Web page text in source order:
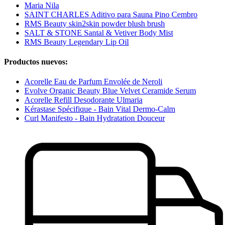
Maria Nila
SAINT CHARLES Aditivo para Sauna Pino Cembro
RMS Beauty skin2skin powder blush brush
SALT & STONE Santal & Vetiver Body Mist
RMS Beauty Legendary Lip Oil
Productos nuevos:
Acorelle Eau de Parfum Envolée de Neroli
Evolve Organic Beauty Blue Velvet Ceramide Serum
Acorelle Refill Desodorante Ulmaria
Kérastase Spécifique - Bain Vital Dermo-Calm
Curl Manifesto - Bain Hydratation Douceur